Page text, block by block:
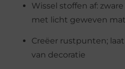
Wissel stoffen af:
met licht geweven
Creëer rustpunten;
van decoratie